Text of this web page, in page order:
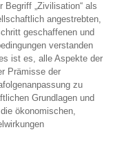
„Zivilisation“ als
angestrebten,
geschaffenen und
verstanden
ist es, alle Aspekte der
Prämisse der
zu
Grundlagen und
ökonomischen,